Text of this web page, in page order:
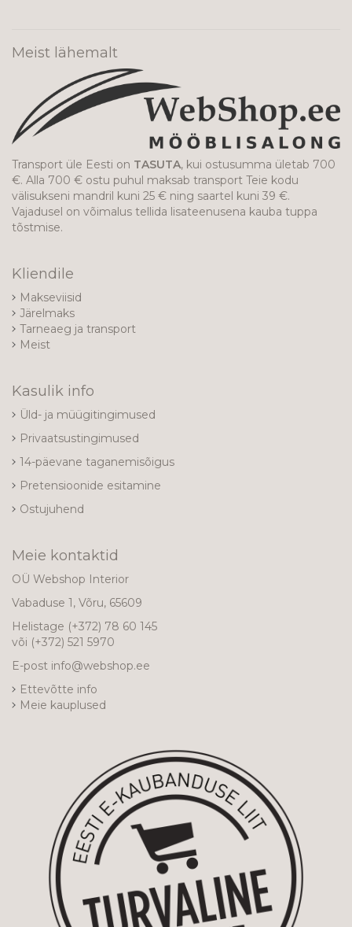
Meist lähemalt
Transport üle Eesti on TASUTA, kui ostusumma ületab 700
€. Alla 700 € ostu puhul maksab transport Teie kodu
välisukseni mandril kuni 25 € ning saartel kuni 39 €.
Vajadusel on võimalus tellida lisateenusena kauba tuppa
tõstmise.
Kliendile
Makseviisid
Järelmaks
Tarneaeg ja transport
Meist
Kasulik info
Üld- ja müügitingimused
Privaatsustingimused
14-päevane taganemisõigus
Pretensioonide esitamine
Ostujuhend
Meie kontaktid
OÜ Webshop Interior
Vabaduse 1, Võru, 65609
Helistage (+372) 78 60 145
või (+372) 521 5970
E-post info@webshop.ee
Ettevõtte info
Meie kauplused